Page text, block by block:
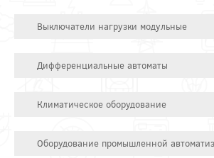
Выключатели нагрузки модульные
Дифференциальные автоматы
Климатическое оборудование
Оборудование промышленной